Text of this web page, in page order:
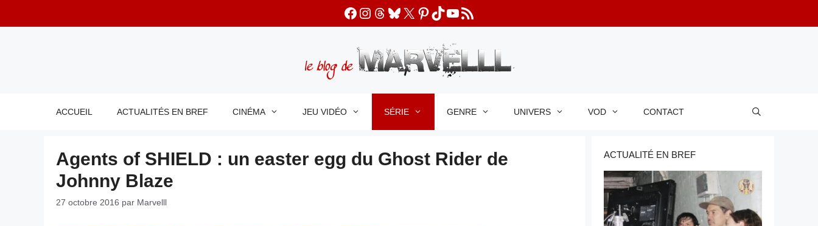
Facebook
Instagram
Threads
Bluesky
X Pinterest
TikTok
YouTube
Flux RSS
ACCUEIL ACTUALITÉS EN BREF CINÉMA JEU VIDÉO SÉRIE GENRE UNIVERS VOD CONTACT
Agents of SHIELD : un easter egg du Ghost Rider de
Johnny Blaze
27 octobre 2016 par Marvelll
ACTUALITÉ EN BREF